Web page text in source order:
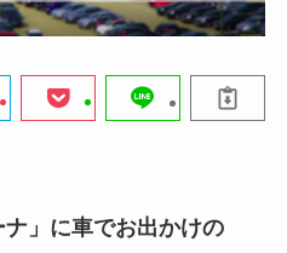
ナ」に車でお出かけの